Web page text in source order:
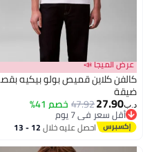
الميجا 📣
كلاين قميص بولو بيكيه بقصة
27.90
47.92خصم 41%
سعر في 7 يوم
سعر في 7 يوماحصل عليه خلال 12 - 13